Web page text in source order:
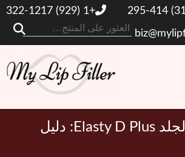
+1 (929) 322-1217
حشو الشفاه الخاص
فوائد حشو الجلد Elasty D Plus: دليل